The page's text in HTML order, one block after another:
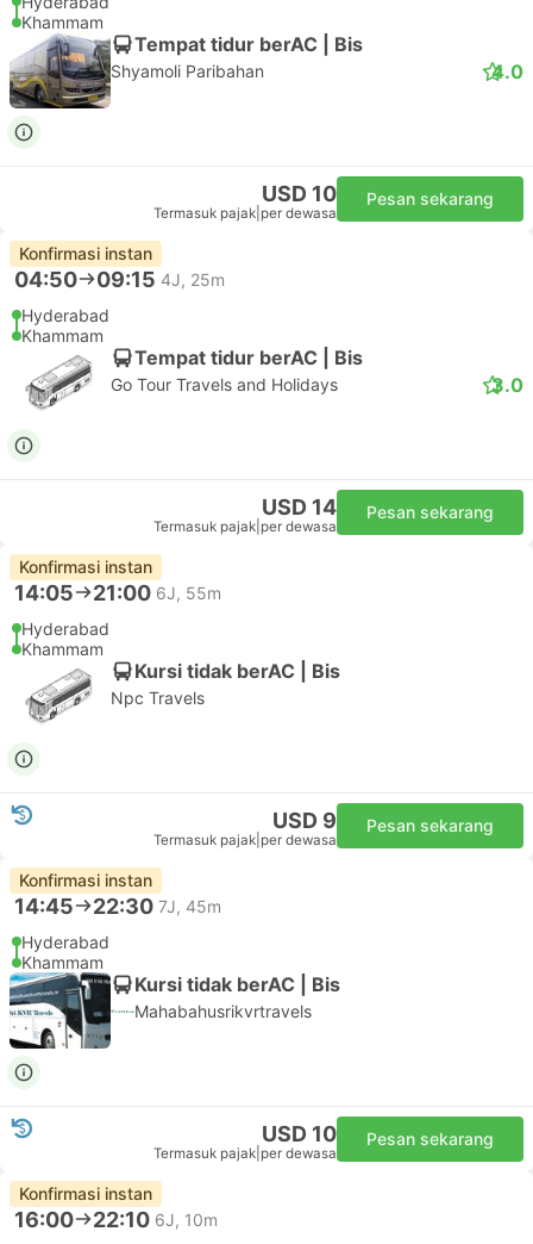
Khammam
Tempat tidur berAC | Bis
Shyamoli Paribahan 4.0
USD 10
Termasuk pajak per dewasa
Pesan sekarang
Konfirmasi instan
04:50 09:15 4J, 25m
Hyderabad
Khammam
Tempat tidur berAC | Bis
Go Tour Travels and Holidays 3.0
USD 14
Termasuk pajak per dewasa
Pesan sekarang
Konfirmasi instan
14:05 21:00 6J, 55m
Hyderabad
Khammam
Kursi tidak berAC | Bis
Npc Travels
USD 9
Termasuk pajak per dewasa
Pesan sekarang
Konfirmasi instan
14:45 22:30 7J, 45m
Hyderabad
Khammam
Kursi tidak berAC | Bis
Mahabahusrikvrtravels
USD 10
Termasuk pajak per dewasa
Pesan sekarang
Konfirmasi instan
16:00 22:10 6J, 10m